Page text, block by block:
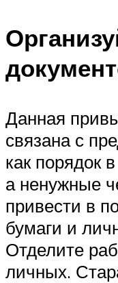
Данная
связана с
как порядок
а ненужные
привести в
бумаги и
Отделите
личных.